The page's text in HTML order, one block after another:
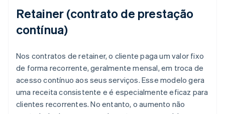
Retainer (contrato de prestação
contínua)
Nos contratos de retainer, o cliente paga um valor fixo
de forma recorrente, geralmente mensal, em troca de
acesso contínuo aos seus serviços. Esse modelo gera
uma receita consistente e é especialmente eficaz para
clientes recorrentes. No entanto, o aumento não